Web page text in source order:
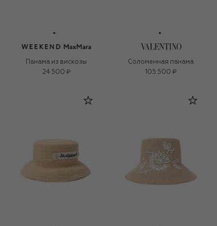
Панама из вискозы
24 500 ₽
Соломенная панама
105 500 ₽